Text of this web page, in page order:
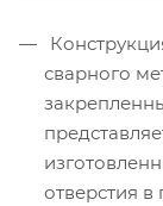
сварного
отверстия